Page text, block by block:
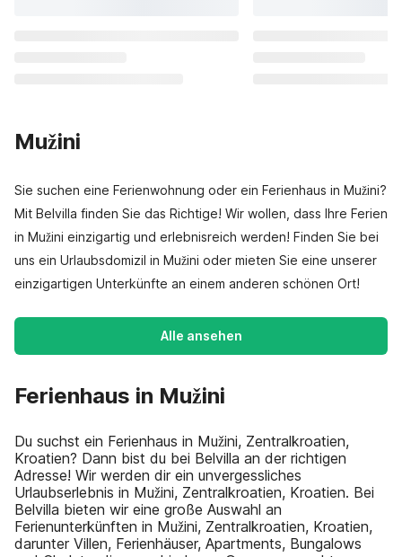
Mužini
Sie suchen eine Ferienwohnung oder ein Ferienhaus in Mužini?
Mit Belvilla finden Sie das Richtige! Wir wollen, dass Ihre Ferien
in Mužini einzigartig und erlebnisreich werden! Finden Sie bei
uns ein Urlaubsdomizil in Mužini oder mieten Sie eine unserer
einzigartigen Unterkünfte an einem anderen schönen Ort!
Alle ansehen
Ferienhaus in Mužini
Du suchst ein Ferienhaus in Mužini, Zentralkroatien,
Kroatien? Dann bist du bei Belvilla an der richtigen
Adresse! Wir werden dir ein unvergessliches
Urlaubserlebnis in Mužini, Zentralkroatien, Kroatien. Bei
Belvilla bieten wir eine große Auswahl an
Ferienunterkünften in Mužini, Zentralkroatien, Kroatien,
darunter Villen, Ferienhäuser, Apartments, Bungalows